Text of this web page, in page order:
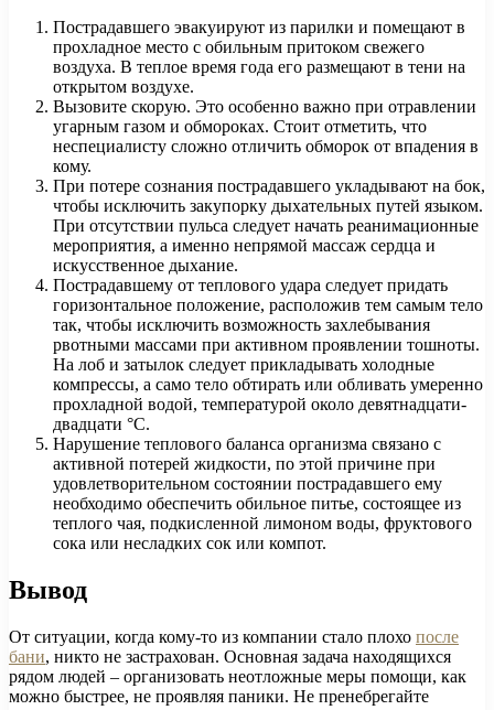
Пострадавшего эвакуируют из парилки и помещают в
прохладное место с обильным притоком свежего
воздуха. В теплое время года его размещают в тени на
открытом воздухе.
Вызовите скорую. Это особенно важно при отравлении
угарным газом и обмороках. Стоит отметить, что
неспециалисту сложно отличить обморок от впадения в
кому.
При потере сознания пострадавшего укладывают на бок,
чтобы исключить закупорку дыхательных путей языком.
При отсутствии пульса следует начать реанимационные
мероприятия, а именно непрямой массаж сердца и
искусственное дыхание.
Пострадавшему от теплового удара следует придать
горизонтальное положение, расположив тем самым тело
так, чтобы исключить возможность захлебывания
рвотными массами при активном проявлении тошноты.
На лоб и затылок следует прикладывать холодные
компрессы, а само тело обтирать или обливать умеренно
прохладной водой, температурой около девятнадцати-
двадцати °С.
Нарушение теплового баланса организма связано с
активной потерей жидкости, по этой причине при
удовлетворительном состоянии пострадавшего ему
необходимо обеспечить обильное питье, состоящее из
теплого чая, подкисленной лимоном воды, фруктового
сока или несладких сок или компот.
Вывод
От ситуации, когда кому-то из компании стало плохо после
бани, никто не застрахован. Основная задача находящихся
рядом людей – организовать неотложные меры помощи, как
можно быстрее, не проявляя паники. Не пренебрегайте